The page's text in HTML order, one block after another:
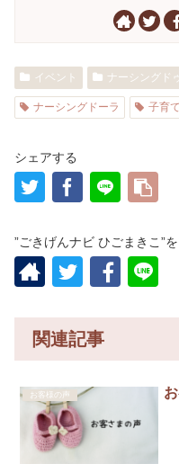
イベント ナーシングド
ナーシングドーラ 子育て
シェアする
”ごきげんナビ ひごまきこ”
関連記事
お客様の声